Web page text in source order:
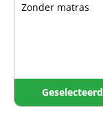
Zonder matras
Geselecteerd